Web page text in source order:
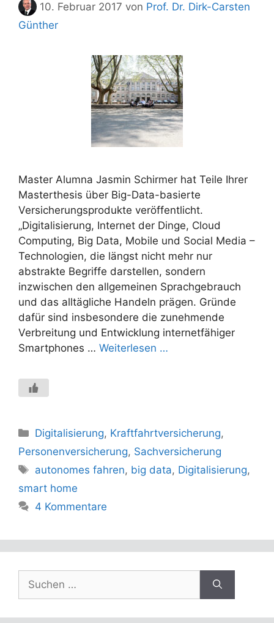
10. Februar 2017 von Prof. Dr. Dirk-Carsten
Günther
Master Alumna Jasmin Schirmer hat Teile Ihrer
Masterthesis über Big-Data-basierte
Versicherungsprodukte veröffentlicht.
„Digitalisierung, Internet der Dinge, Cloud
Computing, Big Data, Mobile und Social Media –
Technologien, die längst nicht mehr nur
abstrakte Begriffe darstellen, sondern
inzwischen den allgemeinen Sprachgebrauch
und das alltägliche Handeln prägen. Gründe
dafür sind insbesondere die zunehmende
Verbreitung und Entwicklung internetfähiger
Smartphones … Weiterlesen …
Kategorien
Digitalisierung, Kraftfahrtversicherung,
Personenversicherung, Sachversicherung
Schlagwörter
autonomes fahren, big data, Digitalisierung,
smart home
4 Kommentare
nach: